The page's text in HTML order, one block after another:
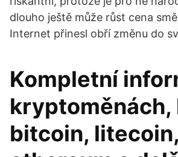
dlouho ještě může růst cena
Internet přinesl obří změnu do
Kompletní
kryptoměnách,
bitcoin, litecoin,